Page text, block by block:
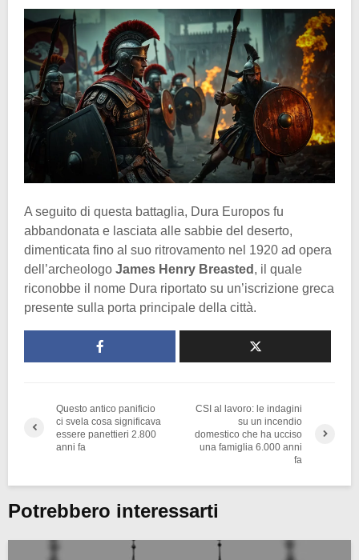
A seguito di questa battaglia, Dura Europos fu
abbandonata e lasciata alle sabbie del deserto,
dimenticata fino al suo ritrovamento nel 1920 ad opera
dell’archeologo James Henry Breasted , il quale
riconobbe il nome Dura riportato su un’iscrizione greca
presente sulla porta principale della città.
Questo antico panificio
ci svela cosa significava
essere panettieri 2.800
anni fa
CSI al lavoro: le indagini
su un incendio
domestico che ha ucciso
una famiglia 6.000 anni
fa
Potrebbero interessarti